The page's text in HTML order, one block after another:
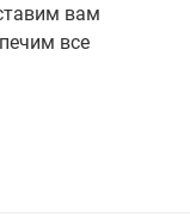
вам
все